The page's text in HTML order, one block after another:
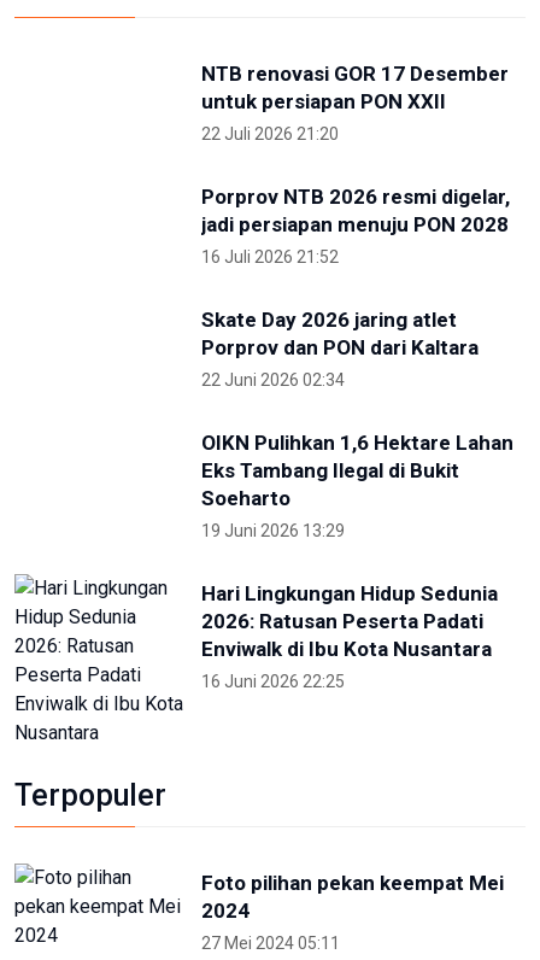
NTB renovasi GOR 17 Desember
untuk persiapan PON XXII
22 Juli 2026 21:20
Porprov NTB 2026 resmi digelar,
jadi persiapan menuju PON 2028
16 Juli 2026 21:52
Skate Day 2026 jaring atlet
Porprov dan PON dari Kaltara
22 Juni 2026 02:34
OIKN Pulihkan 1,6 Hektare Lahan
Eks Tambang Ilegal di Bukit
Soeharto
19 Juni 2026 13:29
Hari Lingkungan Hidup Sedunia
2026: Ratusan Peserta Padati
Enviwalk di Ibu Kota Nusantara
16 Juni 2026 22:25
Terpopuler
Foto pilihan pekan keempat Mei
2024
27 Mei 2024 05:11